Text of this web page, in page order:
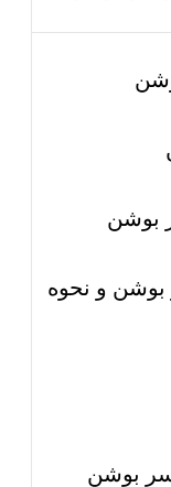
بوشن
و نحوه
بوشن